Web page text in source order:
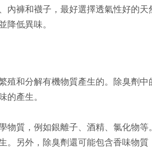
褲和襪子，最好選擇透氣性好的天
低異味。
殖和分解有機物質產生的。除臭劑中
產生。
物質，例如銀離子、酒精、氯化物等
。另外，除臭劑還可能包含香味物質